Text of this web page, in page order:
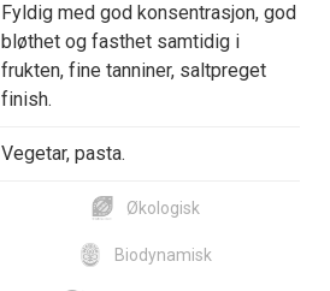
Fyldig med god konsentrasjon, god
bløthet og fasthet samtidig i
frukten, fine tanniner, saltpreget
finish.
Vegetar, pasta.
Økologisk
Biodynamisk